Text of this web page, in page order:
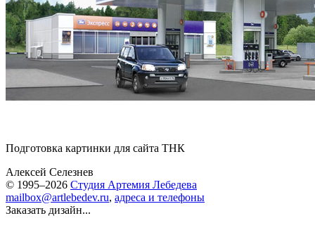
Подготовка картинки для сайта ТНК
Алексей Селезнев
© 1995–2026 Студия Артемия Лебедева
mailbox@artlebedev.ru, адреса и телефоны
Заказать дизайн...